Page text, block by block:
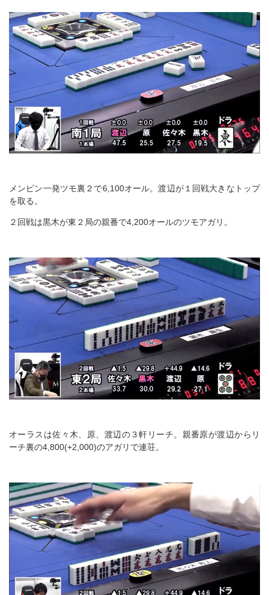
メンピン一発ツモ裏２で6,100オール。渡辺が１回戦大きなトップ
を取る。
２回戦は黒木が東２局の親番で4,200オールのツモアガリ。
オーラスは佐々木、原、渡辺の３軒リーチ。親番原が渡辺からリ
ーチ裏の4,800(+2,000)のアガリで連荘。